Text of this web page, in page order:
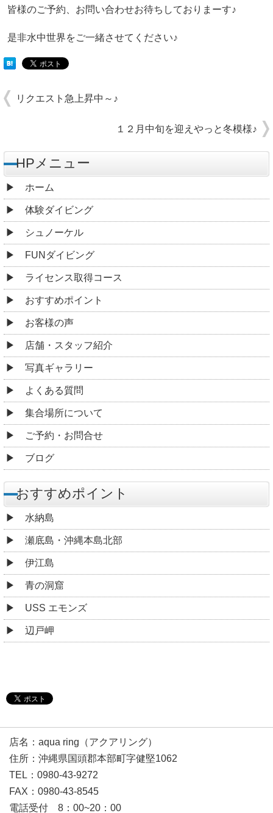
皆様のご予約、お問い合わせお待ちしておりまーす♪
是非水中世界をご一緒させてください♪
リクエスト急上昇中～♪
１２月中旬を迎えやっと冬模様♪
HPメニュー
ホーム
体験ダイビング
シュノーケル
FUNダイビング
ライセンス取得コース
おすすめポイント
お客様の声
店舗・スタッフ紹介
写真ギャラリー
よくある質問
集合場所について
ご予約・お問合せ
ブログ
おすすめポイント
水納島
瀬底島・沖縄本島北部
伊江島
青の洞窟
USS エモンズ
辺戸岬
店名：aqua ring（アクアリング）
住所：沖縄県国頭郡本部町字健堅1062
TEL：0980-43-9272
FAX：0980-43-8545
電話受付 8：00~20：00